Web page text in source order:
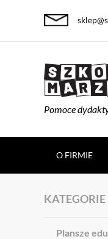
Pomoce
O FIRMIE
KATEGORIE
Plansze